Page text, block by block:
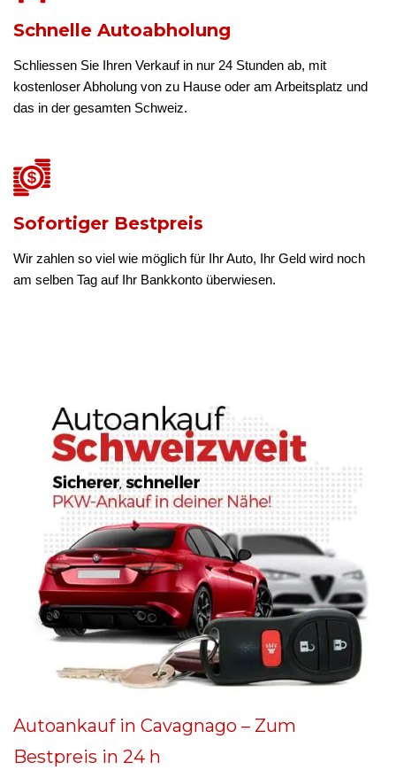
Schnelle Autoabholung
Schliessen Sie Ihren Verkauf in nur 24 Stunden ab, mit
kostenloser Abholung von zu Hause oder am Arbeitsplatz und
das in der gesamten Schweiz.
Sofortiger Bestpreis
Wir zahlen so viel wie möglich für Ihr Auto, Ihr Geld wird noch
am selben Tag auf Ihr Bankkonto überwiesen.
Autoankauf in Cavagnago – Zum
Bestpreis in 24 h